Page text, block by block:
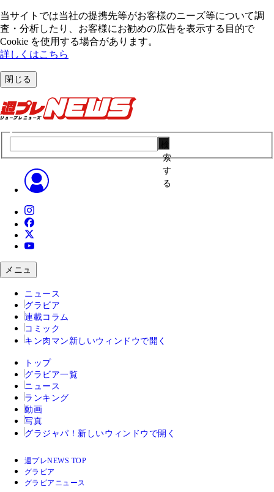
当サイトでは当社の提携先等がお客様のニーズ等について調
査・分析したり、お客様にお勧めの広告を表⽰する⽬的で
Cookie を使⽤する場合があります。
詳しくはこちら
閉じる
索
す
る
メニュ
ニュース
グラビア
連載コラム
コミック
キン肉マン 新しいウィンドウで開く
トップ
グラビア一覧
ニュース
ランキング
動画
写真
グラジャパ！ 新しいウィンドウで開く
週プレNEWS TOP
グラビア
グラビアニュース